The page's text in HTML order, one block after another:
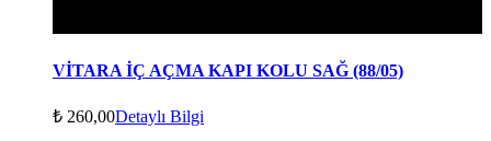
VİTARA İÇ AÇMA KAPI KOLU SAĞ (88/05)
₺ 260,00Detaylı Bilgi